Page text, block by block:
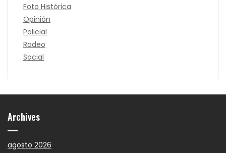
Foto Histórica
Opinión
Policial
Rodeo
Social
Archives
agosto 2026